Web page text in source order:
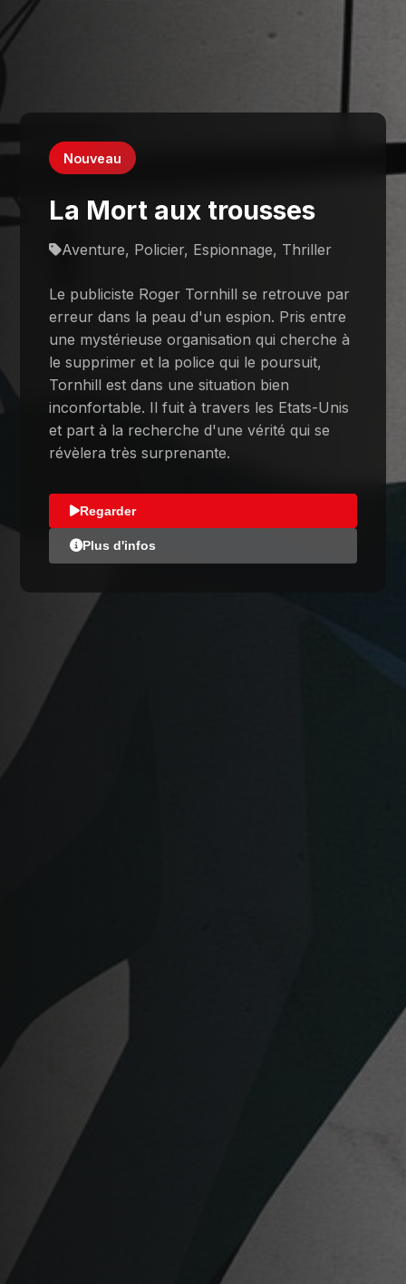
Nouveau
La Mort aux trousses
Aventure, Policier, Espionnage, Thriller
Le publiciste Roger Tornhill se retrouve par
erreur dans la peau d'un espion. Pris entre
une mystérieuse organisation qui cherche à
le supprimer et la police qui le poursuit,
Tornhill est dans une situation bien
inconfortable. Il fuit à travers les Etats-Unis
et part à la recherche d'une vérité qui se
révèlera très surprenante.
Regarder
Plus d'infos